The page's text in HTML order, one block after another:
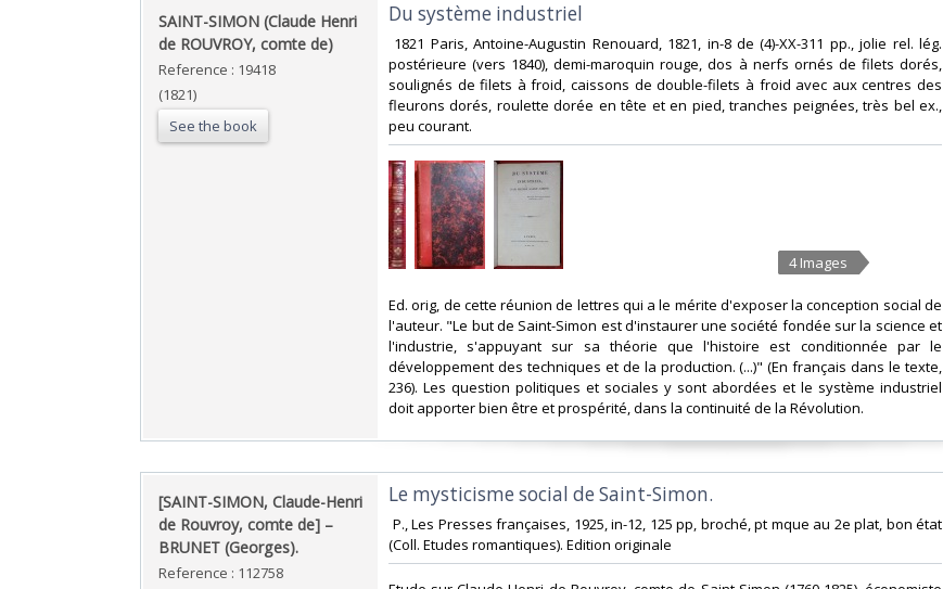
‎SAINT-SIMON (Claude Henri
de ROUVROY, comte de)‎
Reference : 19418
(1821)
See the book
‎Du système industriel‎
‎ 1821 Paris, Antoine-Augustin Renouard, 1821, in-8 de (4)-XX-311 pp., jolie rel. lég.
postérieure (vers 1840), demi-maroquin rouge, dos à nerfs ornés de filets dorés,
soulignés de filets à froid, caissons de double-filets à froid avec aux centres des
fleurons dorés, roulette dorée en tête et en pied, tranches peignées, très bel ex.,
peu courant.‎
4 Images
‎Ed. orig, de cette réunion de lettres qui a le mérite d'exposer la conception social de
l'auteur. "Le but de Saint-Simon est d'instaurer une société fondée sur la science et
l'industrie, s'appuyant sur sa théorie que l'histoire est conditionnée par le
développement des techniques et de la production. (...)" (En français dans le texte,
236). Les question politiques et sociales y sont abordées et le système industriel
doit apporter bien être et prospérité, dans la continuité de la Révolution. ‎
‎[SAINT-SIMON, Claude-Henri
de Rouvroy, comte de] –
BRUNET (Georges).‎
Reference : 112758
‎Le mysticisme social de Saint-Simon.‎
‎ P., Les Presses françaises, 1925, in-12, 125 pp, broché, pt mque au 2e plat, bon état
(Coll. Etudes romantiques). Edition originale‎